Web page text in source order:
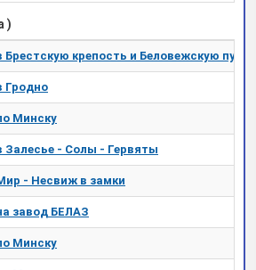
)
Брестскую крепость и Беловежскую пущу
Гродно
Минску
Залесье - Солы - Гервяты
- Несвиж в замки
завод БЕЛАЗ
Минску